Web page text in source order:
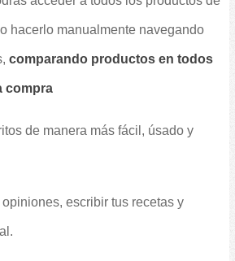
hacerlo manualmente navegando
comparando productos en todos
compra
de manera más fácil, úsado y
escribir tus recetas y